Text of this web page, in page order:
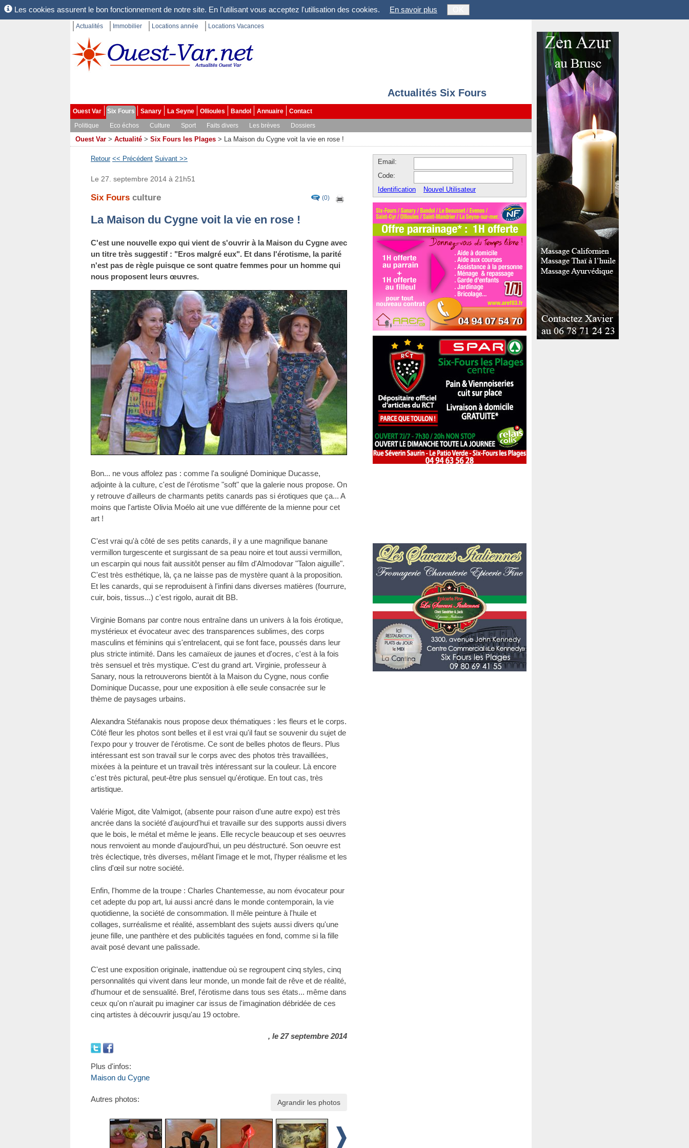
Les cookies assurent le bon fonctionnement de notre site. En l'utilisant vous acceptez l'utilisation des cookies. En savoir plus
Actualités Immobilier Locations année Locations Vacances
Actualités Six Fours
Ouest Var Six Fours Sanary La Seyne Ollioules Bandol Annuaire
Contact
Politique
Eco échos Culture Sport Faits divers Les brèves Dossiers
Ouest Var > Actualité > Six Fours les Plages > La Maison du Cygne voit la vie en rose !
Retour << Précédent Suivant >>
(0)
Le 27. septembre 2014 à 21h51
Six Fours culture
La Maison du Cygne voit la vie en rose !
C'est une nouvelle expo qui vient de s'ouvrir à la Maison du Cygne avec
un titre très suggestif : "Eros malgré eux". Et dans l'érotisme, la parité
n'est pas de règle puisque ce sont quatre femmes pour un homme qui
nous proposent leurs œuvres.
Bon... ne vous affolez pas : comme l'a souligné Dominique Ducasse,
adjointe à la culture, c'est de l'érotisme "soft" que la galerie nous propose. On
y retrouve d'ailleurs de charmants petits canards pas si érotiques que ça... A
moins que l'artiste Olivia Moélo ait une vue différente de la mienne pour cet
art !
C'est vrai qu'à côté de ses petits canards, il y a une magnifique banane
vermillon turgescente et surgissant de sa peau noire et tout aussi vermillon,
un escarpin qui nous fait aussitôt penser au film d'Almodovar "Talon aiguille".
C'est très esthétique, là, ça ne laisse pas de mystère quant à la proposition.
Et les canards, qui se reproduisent à l'infini dans diverses matières (fourrure,
cuir, bois, tissus...) c'est rigolo, aurait dit BB.
Virginie Bomans par contre nous entraîne dans un univers à la fois érotique,
mystérieux et évocateur avec des transparences sublimes, des corps
masculins et féminins qui s'entrelacent, qui se font face, poussés dans leur
plus stricte intimité. Dans les camaïeux de jaunes et d'ocres, c'est à la fois
très sensuel et très mystique. C'est du grand art. Virginie, professeur à
Sanary, nous la retrouverons bientôt à la Maison du Cygne, nous confie
Dominique Ducasse, pour une exposition à elle seule consacrée sur le
thème de paysages urbains.
Alexandra Stéfanakis nous propose deux thématiques : les fleurs et le corps.
Côté fleur les photos sont belles et il est vrai qu'il faut se souvenir du sujet de
l'expo pour y trouver de l'érotisme. Ce sont de belles photos de fleurs. Plus
intéressant est son travail sur le corps avec des photos très travaillées,
mixées à la peinture et un travail très intéressant sur la couleur. Là encore
c'est très pictural, peut-être plus sensuel qu'érotique. En tout cas, très
artistique.
Valérie Migot, dite Valmigot, (absente pour raison d'une autre expo) est très
ancrée dans la société d'aujourd'hui et travaille sur des supports aussi divers
que le bois, le métal et même le jeans. Elle recycle beaucoup et ses oeuvres
nous renvoient au monde d'aujourd'hui, un peu déstructuré. Son oeuvre est
très éclectique, très diverses, mêlant l'image et le mot, l'hyper réalisme et les
clins d'œil sur notre société.
Enfin, l'homme de la troupe : Charles Chantemesse, au nom évocateur pour
cet adepte du pop art, lui aussi ancré dans le monde contemporain, la vie
quotidienne, la société de consommation. Il mêle peinture à l'huile et
collages, surréalisme et réalité, assemblant des sujets aussi divers qu'une
jeune fille, une panthère et des publicités taguées en fond, comme si la fille
avait posé devant une palissade.
C'est une exposition originale, inattendue où se regroupent cinq styles, cinq
personnalités qui vivent dans leur monde, un monde fait de rêve et de réalité,
d'humour et de sensualité. Bref, l'érotisme dans tous ses états... même dans
ceux qu'on n'aurait pu imaginer car issus de l'imagination débridée de ces
cinq artistes à découvrir jusqu'au 19 octobre.
, le 27 septembre 2014
Plus d'infos:
Maison du Cygne
Agrandir les photos
Autres photos:
Email:
Code:
Identification
Nouvel Utilisateur